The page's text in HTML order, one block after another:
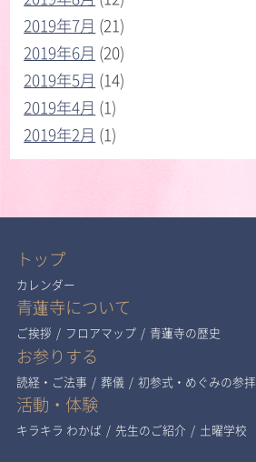
2019年7月 (21)
2019年6月 (20)
2019年5月 (14)
2019年4月 (1)
2019年2月 (1)
トップ
カレンダー
青蓮寺について
ご挨拶 / フロアマップ / 青蓮寺の歴史
お参りする
読経・ご法事 / 葬儀 / 初参式・めぐみの参拝
活動・体験
キラキラ わかば / 先生のご紹介 / 土曜学校